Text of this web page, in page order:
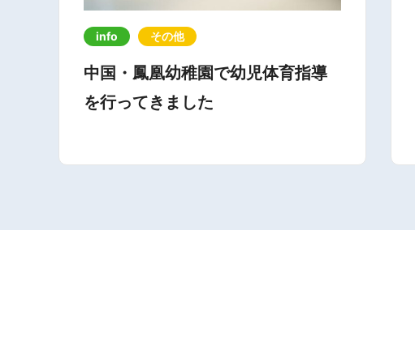
info その他
中国・鳳凰幼稚園で幼児体育指導
を行ってきました